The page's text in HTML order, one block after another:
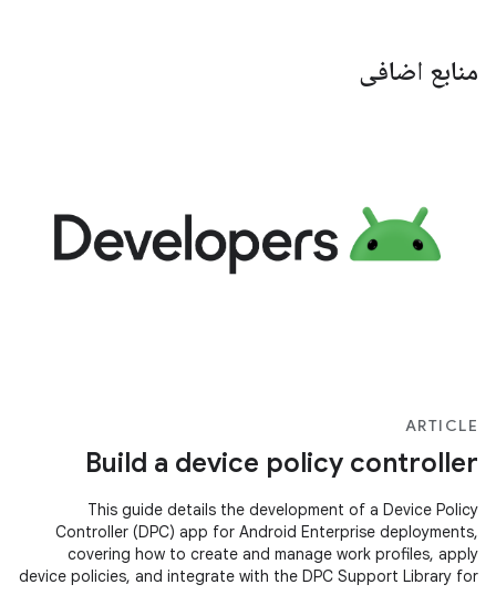
منابع اضافی
ARTICLE
Build a device policy controller
This guide details the development of a Device Policy
Controller (DPC) app for Android Enterprise deployments,
covering how to create and manage work profiles, apply
device policies, and integrate with the DPC Support Library for